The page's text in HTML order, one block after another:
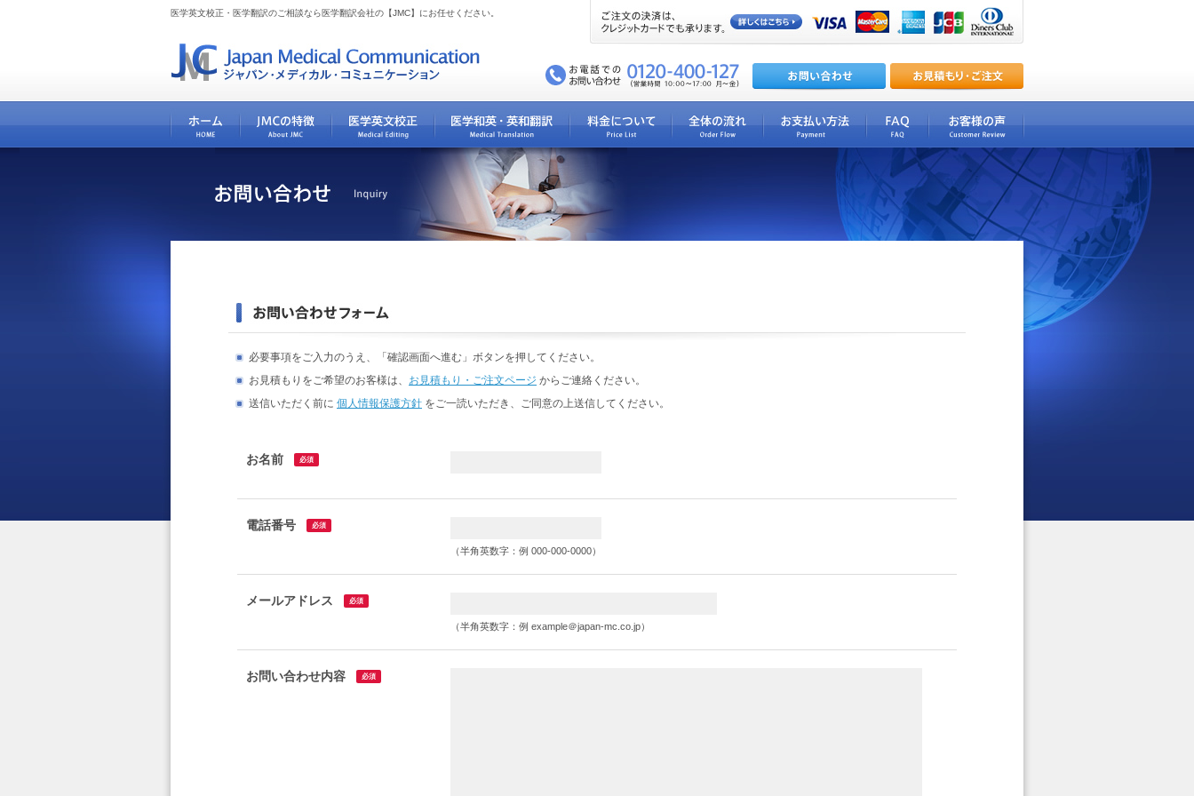
医学英文校正・医学翻訳のご相談なら医学翻訳会社の【JMC】にお任せください。
必要事項をご入力のうえ、「確認画面へ進む」ボタンを押してください。
お見積もりをご希望のお客様は、 お見積もり・ご注文ページ からご連絡ください。
送信いただく前に 個人情報保護方針 をご一読いただき、ご同意の上送信してください。
お名前 必須
電話番号 必須
（半角英数字：例 000-000-0000）
メールアドレス 必須
（半角英数字：例 example＠japan-mc.co.jp）
お問い合わせ内容 必須